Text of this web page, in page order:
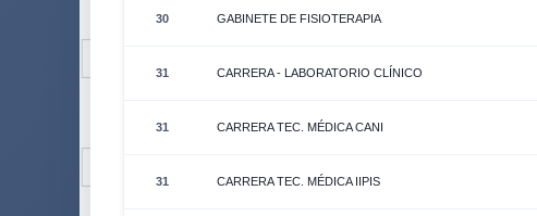
30 GABINETE DE FISIOTERAPIA
31 CARRERA - LABORATORIO CLÍNICO
31 CARRERA TEC. MÉDICA CANI
31 CARRERA TEC. MÉDICA IIPIS